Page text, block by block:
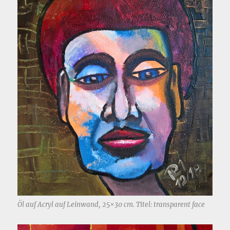
Öl auf Acryl auf Leinwand, 25×30 cm. Titel: transparent face